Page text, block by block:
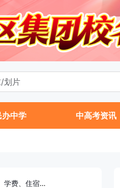
办中学 中高考资讯
2026海淀稻香湖学校小升初招生计划、招生方式、学费、住宿费、班型汇总